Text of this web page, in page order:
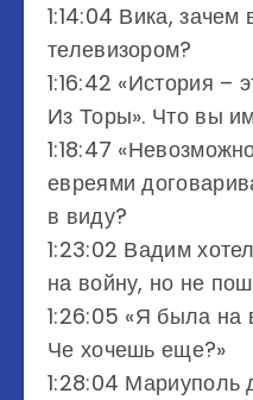
1:14:04 Вика, зачем
телевизором?
1:16:42 «История –
Из Торы». Что вы
1:18:47
евреями
в виду?
1:23:02 Вадим
на войну, но не
1:26:05 «Я была на
Че хочешь еще?»
1:28:04 Мариуполь